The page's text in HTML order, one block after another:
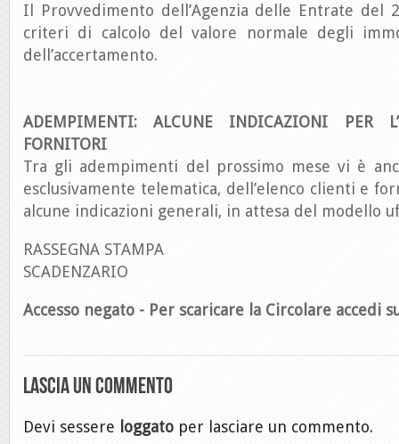
Il Provvedimento dell’Agenzia delle Entrate del
criteri di calcolo del valore normale degli
dell’accertamento.
ADEMPIMENTI: ALCUNE INDICAZIONI PER
FORNITORI
Tra gli adempimenti del prossimo mese vi è
esclusivamente telematica, dell’elenco clienti e
alcune indicazioni generali, in attesa del modello
RASSEGNA STAMPA
SCADENZARIO
Accesso negato - Per scaricare la Circolare accedi
Lascia un commento
Devi sessere loggato per lasciare un commento.